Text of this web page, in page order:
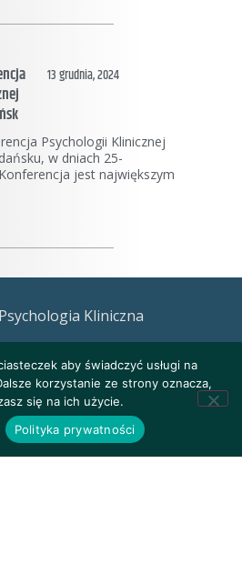
13 grudnia, 2024
Psychologii Klinicznej
w dniach 25-
jest największym
Kliniczna
aby świadczyć usługi na
korzystanie ze strony oznacza,
się na ich użycie.
Polityka prywatności